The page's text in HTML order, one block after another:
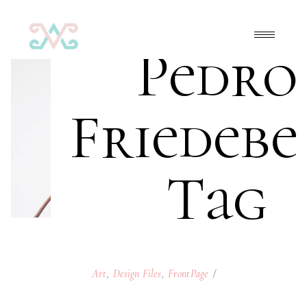
Pedro
Tag
Art Design Files FrontPage